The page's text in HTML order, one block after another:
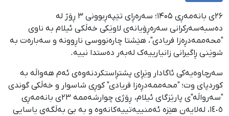
۲۶ی بانەمەڕی ۱۴۰۵؛ سەرەڕای تێپەڕبوونی ٣ ڕۆژ لە
دەسبەسەرکرانی سەرەڕۆیانەی لاوێکی خەڵكی ئیلام بە ناوی
"محەممەدڕەزا فریادی"، هێشتا چارەنووسی ناڕوونە و سەبارەت بە
شوێنی ڕاگیرانی زانیارییەک لەبەر دەستدا نییە.
سەرچاوەیەکی ئاگادار وێڕای پشتڕاستکردنەوەی ئەم هەواڵە بە
کوردپای وت؛ "محەممەدڕەزا فریادی" کوڕی شاسوار و خەڵکی گوندی
"سەرواڵە"ی پارێزگای ئیلام، ڕۆژی چوارشەممە ٢٣ی بانەمەڕی
١٤٠٥، لەلایەن هێزە ئەمنییەتییەکانەوە و بە بێ بەڵگەی یاسایی